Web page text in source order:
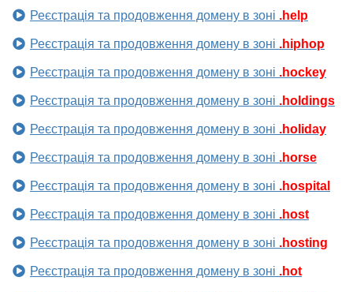
Реєстрація та продовження домену в зоні .help
Реєстрація та продовження домену в зоні .hiphop
Реєстрація та продовження домену в зоні .hockey
Реєстрація та продовження домену в зоні .holdings
Реєстрація та продовження домену в зоні .holiday
Реєстрація та продовження домену в зоні .horse
Реєстрація та продовження домену в зоні .hospital
Реєстрація та продовження домену в зоні .host
Реєстрація та продовження домену в зоні .hosting
Реєстрація та продовження домену в зоні .hot